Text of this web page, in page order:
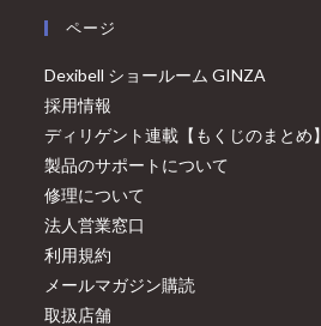
ページ
Dexibell ショールーム GINZA
採用情報
ディリゲント連載【もくじのまとめ】
製品のサポートについて
修理について
法人営業窓口
利用規約
メールマガジン購読
取扱店舗